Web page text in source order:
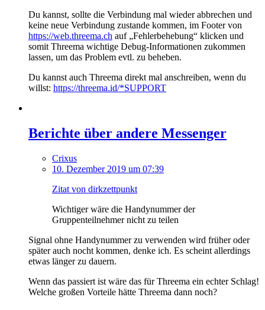
Du kannst, sollte die Verbindung mal wieder abbrechen und
keine neue Verbindung zustande kommen, im Footer von
https://web.threema.ch auf „Fehlerbehebung“ klicken und
somit Threema wichtige Debug-Informationen zukommen
lassen, um das Problem evtl. zu beheben.
Du kannst auch Threema direkt mal anschreiben, wenn du
willst: https://threema.id/*SUPPORT
Berichte über andere Messenger
Crixus
10. Dezember 2019 um 07:39
Zitat von dirkzettpunkt
Wichtiger wäre die Handynummer der
Gruppenteilnehmer nicht zu teilen
Signal ohne Handynummer zu verwenden wird früher oder
später auch nocht kommen, denke ich. Es scheint allerdings
etwas länger zu dauern.
Wenn das passiert ist wäre das für Threema ein echter Schlag!
Welche großen Vorteile hätte Threema dann noch?